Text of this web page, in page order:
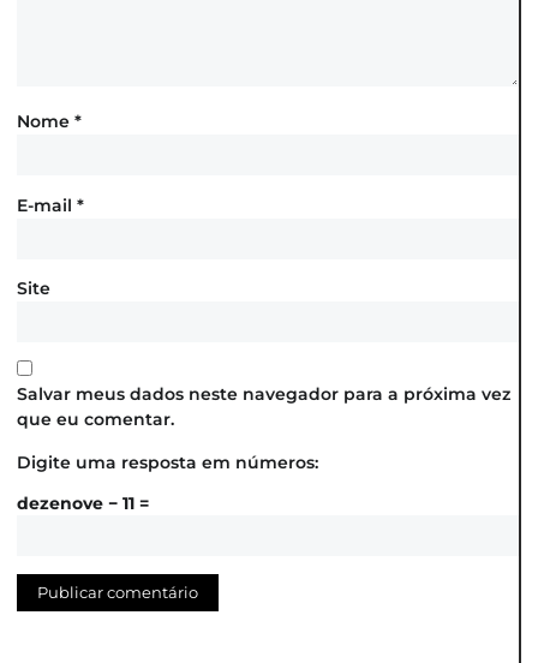
Nome *
E-mail *
Site
Salvar meus dados neste navegador para a próxima vez
que eu comentar.
Digite uma resposta em números:
dezenove − 11 =